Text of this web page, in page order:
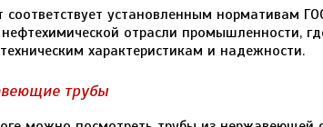
соответствует установленным нормативам
отрасли промышленности,
характеристикам и надежности.
трубы